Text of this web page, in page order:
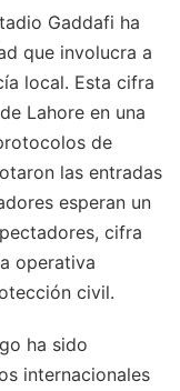
Gaddafi ha
que involucra a
local. Esta cifra
Lahore en una
de
las entradas
esperan un
cifra
operativa
civil.
ha sido
internacionales